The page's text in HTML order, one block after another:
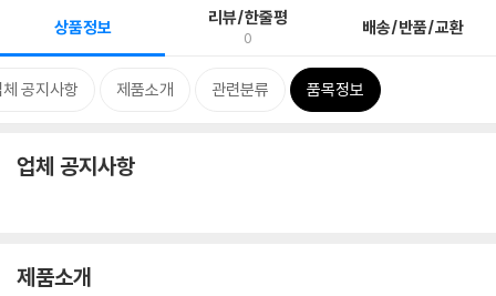
상품정보 리뷰/한줄평
0 배송/반품/교환
공지사항 제품소개 관련분류 품목정보
업체 공지사항
제품소개